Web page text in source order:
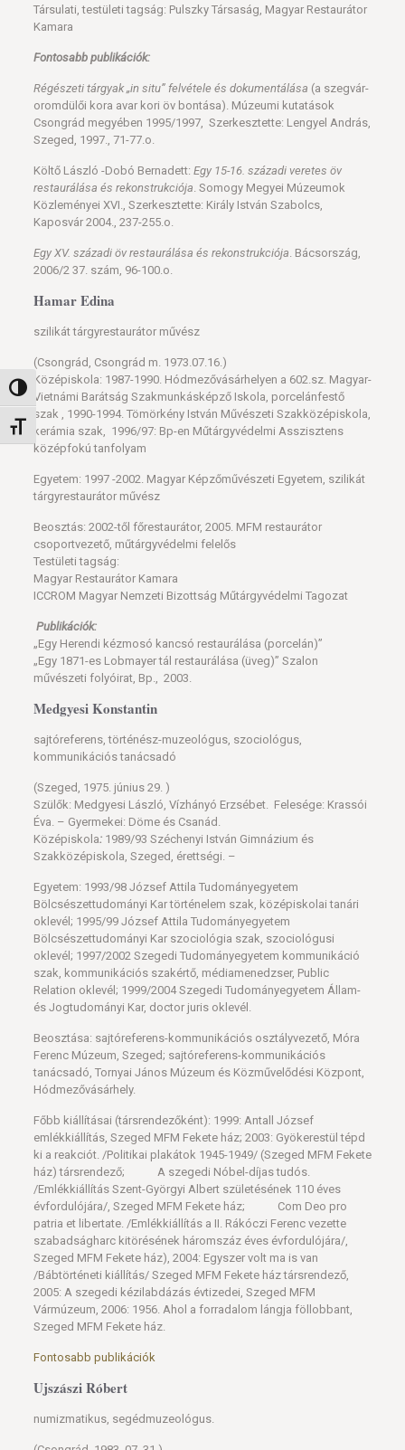
Nagy kontraszt váltása
Betűméret váltása
Társulati, testületi tagság: Pulszky Társaság, Magyar Restaurátor
Kamara
Fontosabb publikációk:
Régészeti tárgyak „in situ” felvétele és dokumentálása (a szegvár-
oromdülői kora avar kori öv bontása). Múzeumi kutatások
Csongrád megyében 1995/1997, Szerkesztette: Lengyel András,
Szeged, 1997., 71-77.o.
Költő László -Dobó Bernadett: Egy 15-16. századi veretes öv
restaurálása és rekonstrukciója. Somogy Megyei Múzeumok
Közleményei XVI., Szerkesztette: Király István Szabolcs,
Kaposvár 2004., 237-255.o.
Egy XV. századi öv restaurálása és rekonstrukciója. Bácsország,
2006/2 37. szám, 96-100.o.
Hamar Edina
szilikát tárgyrestaurátor művész
(Csongrád, Csongrád m. 1973.07.16.)
Középiskola: 1987-1990. Hódmezővásárhelyen a 602.sz. Magyar-
Vietnámi Barátság Szakmunkásképző Iskola, porcelánfestő
szak , 1990-1994. Tömörkény István Művészeti Szakközépiskola,
kerámia szak, 1996/97: Bp-en Műtárgyvédelmi Asszisztens
középfokú tanfolyam
Egyetem: 1997 -2002. Magyar Képzőművészeti Egyetem, szilikát
tárgyrestaurátor művész
Beosztás: 2002-től főrestaurátor, 2005. MFM restaurátor
csoportvezető, műtárgyvédelmi felelős
Testületi tagság:
Magyar Restaurátor Kamara
ICCROM Magyar Nemzeti Bizottság Műtárgyvédelmi Tagozat
Publikációk:
„Egy Herendi kézmosó kancsó restaurálása (porcelán)”
„Egy 1871-es Lobmayer tál restaurálása (üveg)” Szalon
művészeti folyóirat, Bp., 2003.
Medgyesi Konstantin
sajtóreferens, történész-muzeológus, szociológus,
kommunikációs tanácsadó
(Szeged, 1975. június 29. )
Szülők: Medgyesi László, Vízhányó Erzsébet. Felesége: Krassói
Éva. – Gyermekei: Döme és Csanád.
Középiskola:1989/93 Széchenyi István Gimnázium és
Szakközépiskola, Szeged, érettségi. –
Egyetem: 1993/98 József Attila Tudományegyetem
Bölcsészettudományi Kar történelem szak, középiskolai tanári
oklevél; 1995/99 József Attila Tudományegyetem
Bölcsészettudományi Kar szociológia szak, szociológusi
oklevél; 1997/2002 Szegedi Tudományegyetem kommunikáció
szak, kommunikációs szakértő, médiamenedzser, Public
Relation oklevél; 1999/2004 Szegedi Tudományegyetem Állam-
és Jogtudományi Kar, doctor juris oklevél.
Beosztása: sajtóreferens-kommunikációs osztályvezető, Móra
Ferenc Múzeum, Szeged; sajtóreferens-kommunikációs
tanácsadó, Tornyai János Múzeum és Közművelődési Központ,
Hódmezővásárhely.
Főbb kiállításai (társrendezőként): 1999: Antall József
emlékkiállítás, Szeged MFM Fekete ház; 2003: Gyökerestül tépd
ki a reakciót. /Politikai plakátok 1945-1949/ (Szeged MFM Fekete
ház) társrendező; A szegedi Nóbel-díjas tudós.
/Emlékkiállítás Szent-Györgyi Albert születésének 110 éves
évfordulójára/, Szeged MFM Fekete ház; Com Deo pro
patria et libertate. /Emlékkiállítás a II. Rákóczi Ferenc vezette
szabadságharc kitörésének háromszáz éves évfordulójára/,
Szeged MFM Fekete ház), 2004: Egyszer volt ma is van
/Bábtörténeti kiállítás/ Szeged MFM Fekete ház társrendező,
2005: A szegedi kézilabdázás évtizedei, Szeged MFM
Vármúzeum, 2006: 1956. Ahol a forradalom lángja föllobbant,
Szeged MFM Fekete ház.
Fontosabb publikációk
Ujszászi Róbert
numizmatikus, segédmuzeológus.